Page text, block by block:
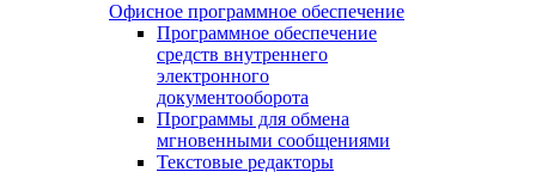
Офисное программное обеспечение
Программное обеспечение
средств внутреннего
электронного
документооборота
Программы для обмена
мгновенными сообщениями
Текстовые редакторы